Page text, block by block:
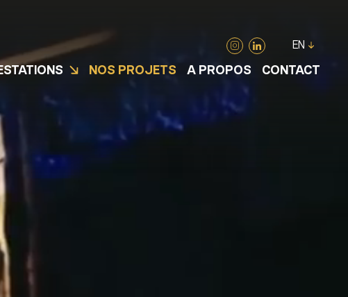
EN
ET
EVENT ET LOCATION
NOS PROJETS A PROPOS CONTACT